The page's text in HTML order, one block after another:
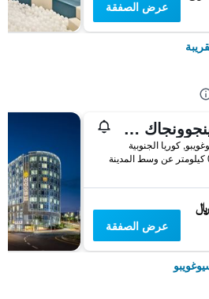
عرض الصفقة
مينجوونجاك جيستهاوس
كوريا الجنوبية
عرض الصفقة